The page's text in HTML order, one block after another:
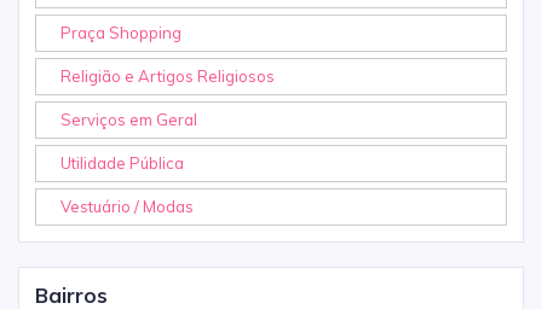
Praça Shopping
Religião e Artigos Religiosos
Serviços em Geral
Utilidade Pública
Vestuário / Modas
Bairros